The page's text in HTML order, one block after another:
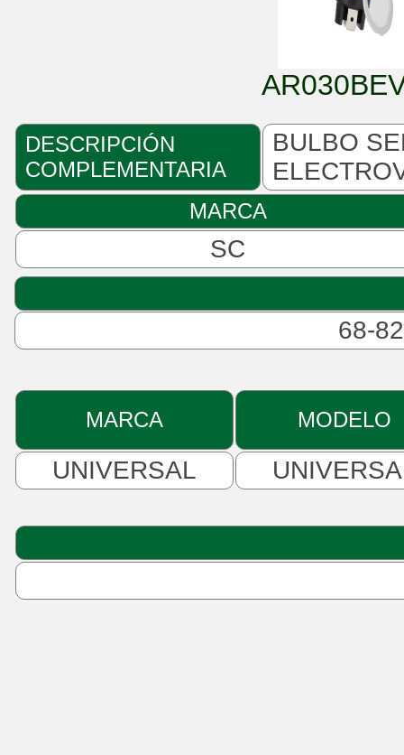
DESCRIPCIÓN
COMPLEMENTARIA
BULBO
MARCA
SC
68-
MARCA MODELO
UNIVERSAL